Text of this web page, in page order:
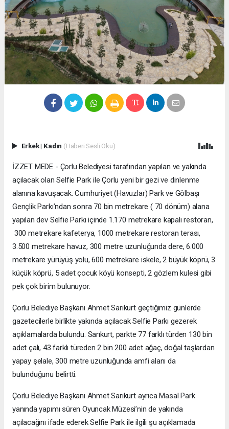
Erkek| Kadın (Haberi Sesli Oku)
İZZET MEDE - Çorlu Belediyesi tarafından yapılan ve yakında
açılacak olan Selfie Park ile Çorlu yeni bir gezi ve dinlenme
alanına kavuşacak. Cumhuriyet (Havuzlar) Park ve Gölbaşı
Gençlik Parkı’ndan sonra 70 bin metrekare ( 70 dönüm) alana
yapılan dev Selfie Parkı içinde 1.170 metrekare kapalı restoran,
300 metrekare kafeterya, 1000 metrekare restoran terası,
3.500 metrekare havuz, 300 metre uzunluğunda dere, 6.000
metrekare yürüyüş yolu, 600 metrekare iskele, 2 büyük köprü, 3
küçük köprü, 5 adet çocuk köyü konsepti, 2 gözlem kulesi gibi
pek çok birim bulunuyor.
Çorlu Belediye Başkanı Ahmet Sarıkurt geçtiğimiz günlerde
gazetecilerle birlikte yakında açılacak Selfie Parkı gezerek
açıklamalarda bulundu. Sarıkurt, parkte 77 farklı türden 130 bin
adet çalı, 43 farklı türeden 2 bin 200 adet ağaç, doğal taşlardan
yapay şelale, 300 metre uzunluğunda amfi alanı da
bulunduğunu belirtti.
Çorlu Belediye Başkanı Ahmet Sarıkurt ayrıca Masal Park
yanında yapımı süren Oyuncak Müzesi’nin de yakında
açılacağını ifade ederek Selfie Park ile ilgili şu açıklamada